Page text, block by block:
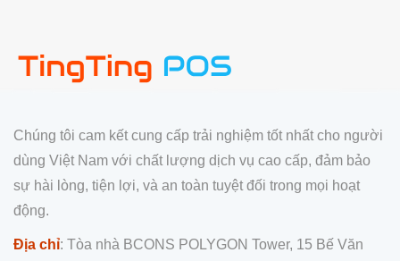
Chúng tôi cam kết cung cấp trải nghiệm tốt nhất cho người
dùng Việt Nam với chất lượng dịch vụ cao cấp, đảm bảo
sự hài lòng, tiện lợi, và an toàn tuyệt đối trong mọi hoạt
động.
Địa chỉ: Tòa nhà BCONS POLYGON Tower, 15 Bế Văn